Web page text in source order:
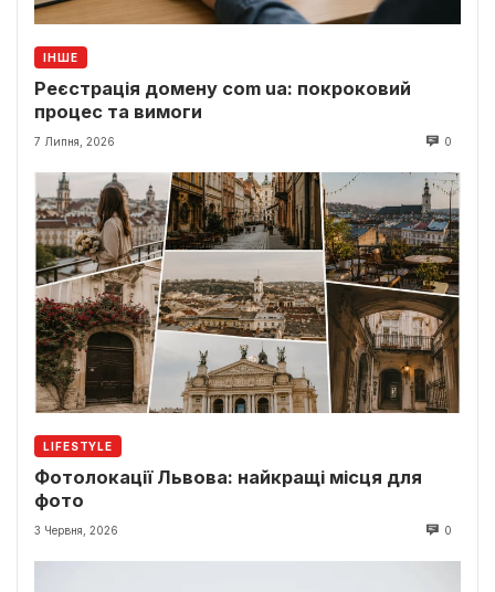
ІНШЕ
Реєстрація домену com ua: покроковий
процес та вимоги
7 Липня, 2026 0
LIFESTYLE
Фотолокації Львова: найкращі місця для
фото
3 Червня, 2026 0